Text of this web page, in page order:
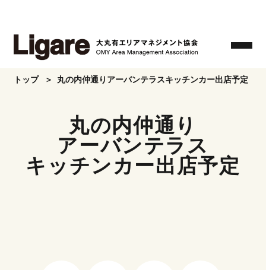
content
トップ 丸の内仲通りアーバンテラスキッチンカー出店予定
丸の内仲通り
アーバンテラス
キッチンカー出店予定